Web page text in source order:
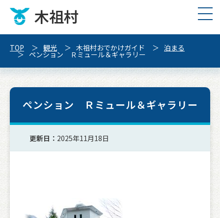
木祖村
TOP 観光 木祖村おでかけガイド 泊まる
ペンション Ｒミュール＆ギャラリー
ペンション Ｒミュール＆ギャラリー
更新日： 2025年11月18日